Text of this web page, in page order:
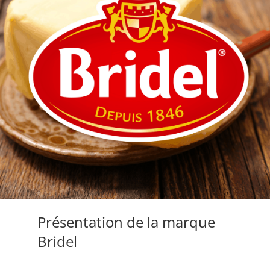
Présentation de la marque
Bridel